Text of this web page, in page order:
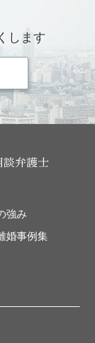
します
強み
婚事例集